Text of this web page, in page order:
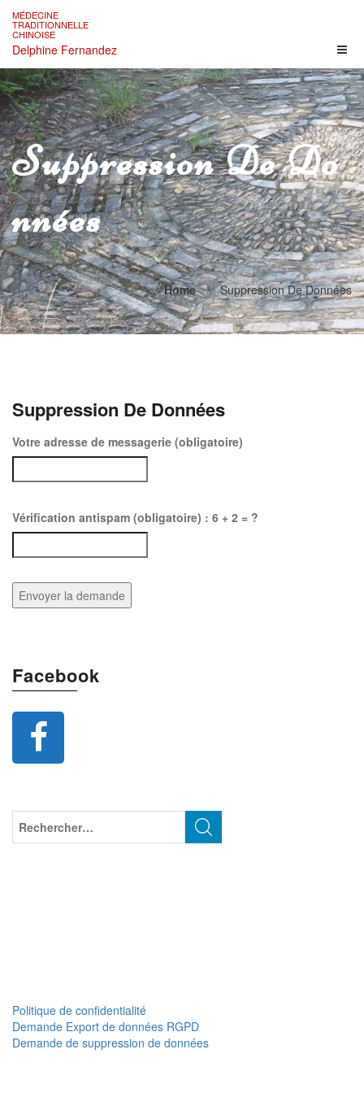
content
MÉDECINE
TRADITIONNELLE
CHINOISE
Delphine Fernandez
Suppression De Do
Nnées
Home Suppression De Données
Suppression De Données
Votre adresse de messagerie (obligatoire)
Vérification antispam (obligatoire) : 6 + 2 = ?
Facebook
Politique de confidentialité
Demande Export de données RGPD
Demande de suppression de données